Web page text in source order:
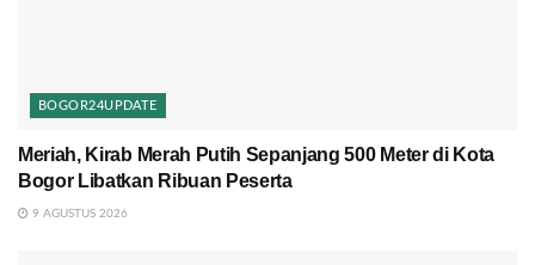
BOGOR24UPDATE
Meriah, Kirab Merah Putih Sepanjang 500 Meter di Kota
Bogor Libatkan Ribuan Peserta
9 AGUSTUS 2026